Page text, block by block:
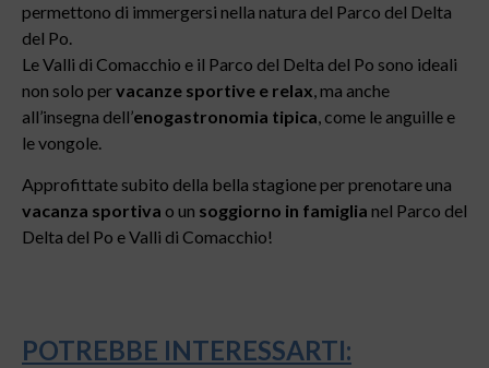
permettono di immergersi nella natura del Parco del Delta
del Po.
Le Valli di Comacchio e il Parco del Delta del Po sono ideali
non solo pervacanze sportive e relax, ma anche
all’insegna dell’enogastronomia tipica, come le anguille e
le vongole.
Approfittate subito della bella stagione per prenotare una
vacanza sportiva o un soggiorno in famiglia nel Parco del
Delta del Po e Valli di Comacchio!
POTREBBE INTERESSARTI: